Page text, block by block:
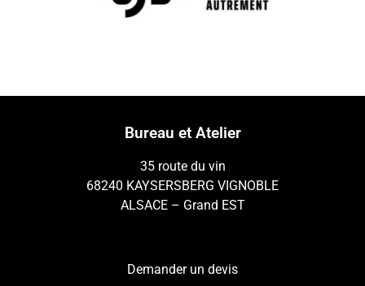
Bureau et Atelier
35 route du vin
68240 KAYSERSBERG VIGNOBLE
ALSACE – Grand EST
Demander un devis